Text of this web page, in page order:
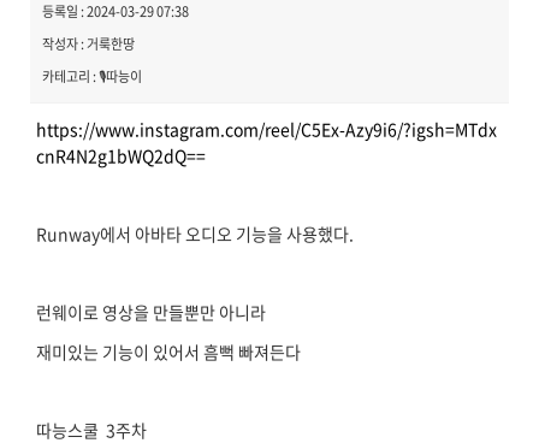
등록일 : 2024-03-29 07:38
작성자 : 거룩한땅
카테고리 : 🎙️따능이
https://www.instagram.com/reel/C5Ex-Azy9i6/?igsh=MTdx
cnR4N2g1bWQ2dQ==
Runway에서 아바타 오디오 기능을 사용했다.
런웨이로 영상을 만들뿐만 아니라
재미있는 기능이 있어서 흠뻑 빠져든다
따능스쿨 3주차